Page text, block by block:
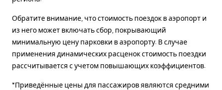
Обратите внимание, что стоимость поездок в аэропорт и
из него может включать сбор, покрывающий
минимальную цену парковки в аэропорту. В случае
применения динамических расценок стоимость поездки
рассчитывается с учетом повышающих коэффициентов.
*Приведённые цены для пассажиров являются средними